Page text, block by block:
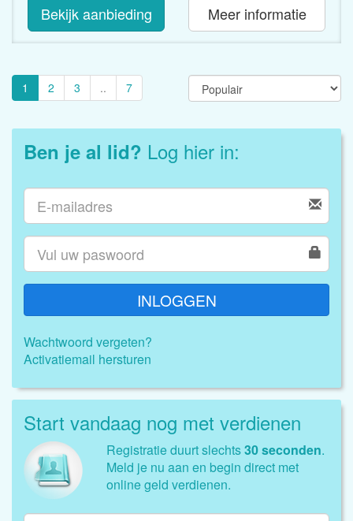
Bekijk aanbieding Meer informatie
1 2 3 .. 7
Ben je al lid? Log hier in:
INLOGGEN
Wachtwoord vergeten?
Activatiemail hersturen
Start vandaag nog met verdienen
Registratie duurt slechts30 seconden.
Meld je nu aan en begin direct met
online geld verdienen.